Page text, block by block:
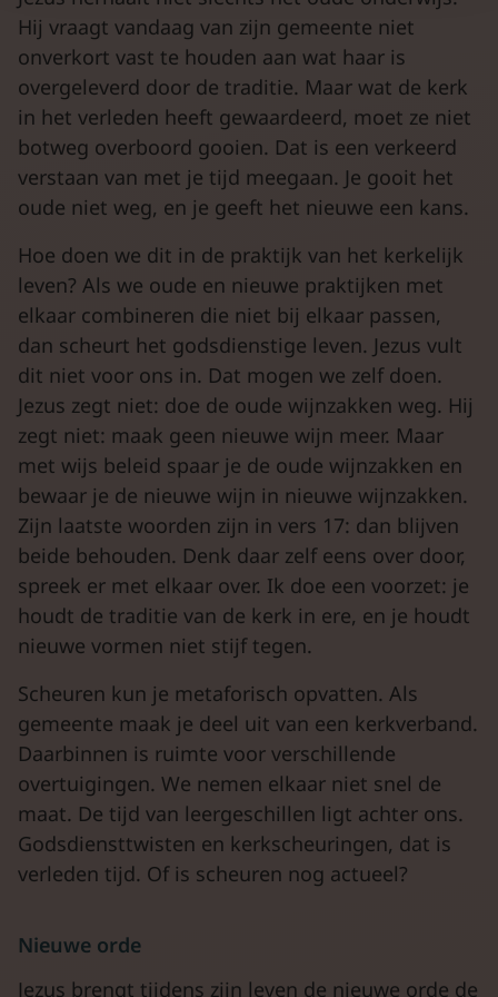
Hij vraagt vandaag van zijn gemeente niet
onverkort vast te houden aan wat haar is
overgeleverd door de traditie. Maar wat de kerk
in het verleden heeft gewaardeerd, moet ze niet
botweg overboord gooien. Dat is een verkeerd
verstaan van met je tijd meegaan. Je gooit het
oude niet weg, en je geeft het nieuwe een kans.
Hoe doen we dit in de praktijk van het kerkelijk
leven? Als we oude en nieuwe praktijken met
elkaar combineren die niet bij elkaar passen,
dan scheurt het godsdienstige leven. Jezus vult
dit niet voor ons in. Dat mogen we zelf doen.
Jezus zegt niet: doe de oude wijnzakken weg. Hij
zegt niet: maak geen nieuwe wijn meer. Maar
met wijs beleid spaar je de oude wijnzakken en
bewaar je de nieuwe wijn in nieuwe wijnzakken.
Zijn laatste woorden zijn in vers 17: dan blijven
beide behouden. Denk daar zelf eens over door,
spreek er met elkaar over. Ik doe een voorzet: je
houdt de traditie van de kerk in ere, en je houdt
nieuwe vormen niet stijf tegen.
Scheuren kun je metaforisch opvatten. Als
gemeente maak je deel uit van een kerkverband.
Daarbinnen is ruimte voor verschillende
overtuigingen. We nemen elkaar niet snel de
maat. De tijd van leergeschillen ligt achter ons.
Godsdiensttwisten en kerkscheuringen, dat is
verleden tijd. Of is scheuren nog actueel?
Nieuwe orde
Jezus brengt tijdens zijn leven de nieuwe orde de